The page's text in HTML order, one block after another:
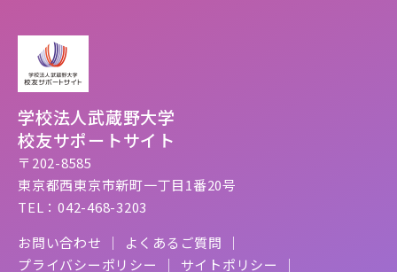
学校法人武蔵野大学
校友サポートサイト
〒202-8585
東京都西東京市新町一丁目1番20号
TEL：042-468-3203
お問い合わせ
よくあるご質問
プライバシーポリシー
サイトポリシー